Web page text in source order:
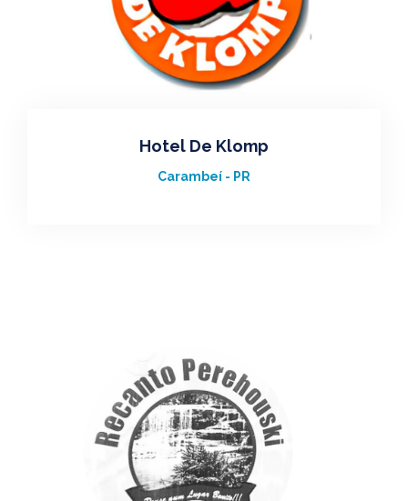
Hotel De Klomp
Carambeí - PR